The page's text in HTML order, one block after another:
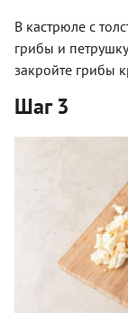
В кастрюле с
грибы и
закройте грибы
Шаг 3